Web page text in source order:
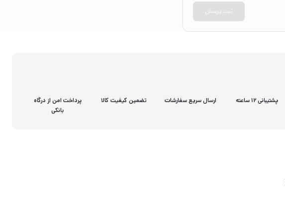
ثبت پرسش
پشتیبانی 12 ساعته ارسال سریع سفارشات تضمین کیفیت کالا
پرداخت امن از درگاه
بانکی